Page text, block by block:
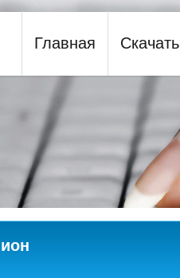
NeoSpy
Главная Скачать